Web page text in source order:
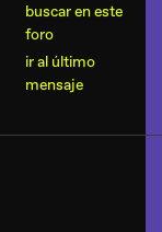
buscar en este
foro
ir al último
mensaje